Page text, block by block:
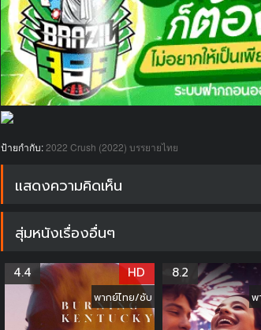
ป้ายกำกับ:2022 Crush (2022) บรรยายไทย
แสดงความคิดเห็น
สุ่มหนังเรื่องอื่นๆ
4.4 HD
พากย์ไทย/ซับ
8.2
พ